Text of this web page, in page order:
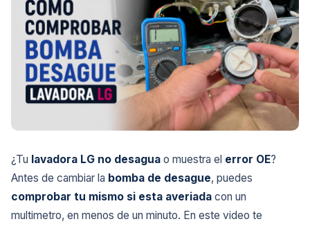
¿Tu lavadora LG no desagua o muestra el error OE?
Antes de cambiar la bomba de desague, puedes
comprobar tu mismo si esta averiada con un
multimetro, en menos de un minuto. En este video te